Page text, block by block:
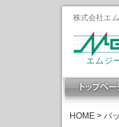
株式会社エ
エムジ
HOME > バ